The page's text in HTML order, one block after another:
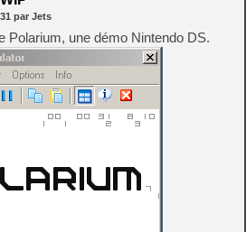
par Jets
Polarium, une démo Nintendo DS.